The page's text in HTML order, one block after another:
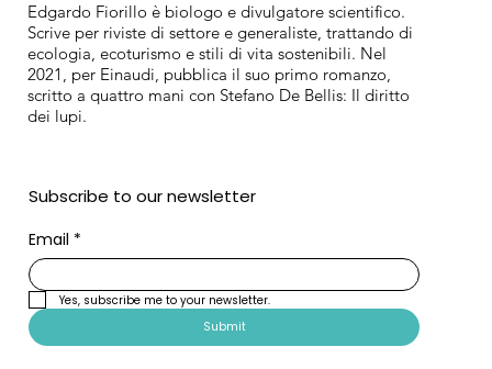
Edgardo Fiorillo è biologo e divulgatore scientifico.
Scrive per riviste di settore e generaliste, trattando di
ecologia, ecoturismo e stili di vita sostenibili. Nel
2021, per Einaudi, pubblica il suo primo romanzo,
scritto a quattro mani con Stefano De Bellis: Il diritto
dei lupi.
Subscribe to our newsletter
Email *
Yes, subscribe me to your newsletter.
Submit